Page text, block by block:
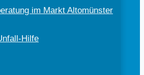
im Markt Altomünster
Hilfe